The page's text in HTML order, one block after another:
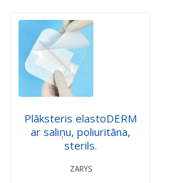
Plāksteris elastoDERM
ar saliņu, poliuritāna,
sterils.
ZARYS